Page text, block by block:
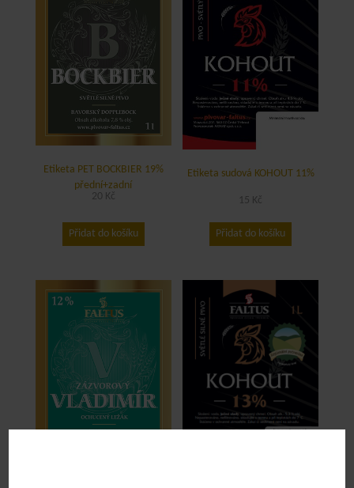
Etiketa PET BOCKBIER 19%
přední+zadní
20 Kč
Přidat do košíku
Etiketa sudová KOHOUT 11%
15 Kč
Přidat do košíku